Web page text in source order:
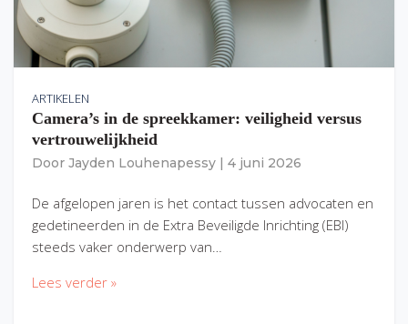
ARTIKELEN
Camera’s in de spreekkamer: veiligheid versus
vertrouwelijkheid
Door Jayden Louhenapessy 4 juni 2026
De afgelopen jaren is het contact tussen advocaten en
gedetineerden in de Extra Beveiligde Inrichting (EBI)
steeds vaker onderwerp van…
Lees verder »